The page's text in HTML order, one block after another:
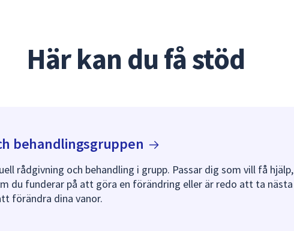
Här kan du få stöd
behandlingsgruppen
rådgivning och behandling i grupp. Passar dig som vill få hjälp,
du funderar på att göra en förändring eller är redo att ta nästa
förändra dina vanor.